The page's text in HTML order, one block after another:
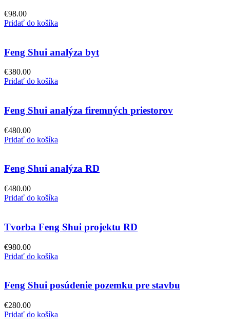
€98.00
Pridať do košíka
Feng Shui analýza byt
€380.00
Pridať do košíka
Feng Shui analýza firemných priestorov
€480.00
Pridať do košíka
Feng Shui analýza RD
€480.00
Pridať do košíka
Tvorba Feng Shui projektu RD
€980.00
Pridať do košíka
Feng Shui posúdenie pozemku pre stavbu
€280.00
Pridať do košíka